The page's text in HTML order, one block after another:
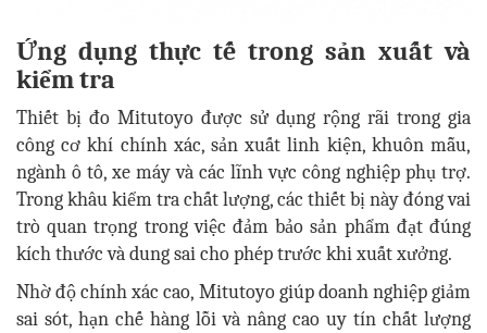
Ứng dụng thực tế trong sản xuất và
kiểm tra
Thiết bị đo Mitutoyo được sử dụng rộng rãi trong gia
công cơ khí chính xác, sản xuất linh kiện, khuôn mẫu,
ngành ô tô, xe máy và các lĩnh vực công nghiệp phụ trợ.
Trong khâu kiểm tra chất lượng, các thiết bị này đóng vai
trò quan trọng trong việc đảm bảo sản phẩm đạt đúng
kích thước và dung sai cho phép trước khi xuất xưởng.
Nhờ độ chính xác cao, Mitutoyo giúp doanh nghiệp giảm
sai sót, hạn chế hàng lỗi và nâng cao uy tín chất lượng